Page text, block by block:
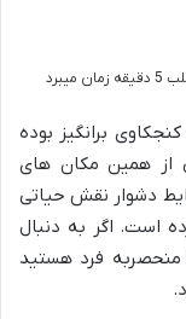
برانگیز بوده
همین مکان های
دشوار نقش حیاتی
است. اگر به دنبال
فرد هستید